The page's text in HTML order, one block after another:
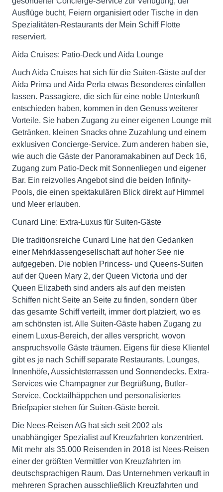
Ausflüge bucht, Feiern organisiert oder Tische in den
Spezialitäten-Restaurants der Mein Schiff Flotte
reserviert.
Aida Cruises: Patio-Deck und Aida Lounge
Auch Aida Cruises hat sich für die Suiten-Gäste auf der
Aida Prima und Aida Perla etwas Besonderes einfallen
lassen. Passagiere, die sich für eine noble Unterkunft
entschieden haben, kommen in den Genuss weiterer
Vorteile. Sie haben Zugang zu einer eigenen Lounge mit
Getränken, kleinen Snacks ohne Zuzahlung und einem
exklusiven Concierge-Service. Zum anderen haben sie,
wie auch die Gäste der Panoramakabinen auf Deck 16,
Zugang zum Patio-Deck mit Sonnenliegen und eigener
Bar. Ein reizvolles Angebot sind die beiden Infinity-
Pools, die einen spektakulären Blick direkt auf Himmel
und Meer erlauben.
Cunard Line: Extra-Luxus für Suiten-Gäste
Die traditionsreiche Cunard Line hat den Gedanken
einer Mehrklassengesellschaft auf hoher See nie
aufgegeben. Die noblen Princess- und Queens-Suiten
auf der Queen Mary 2, der Queen Victoria und der
Queen Elizabeth sind anders als auf den meisten
Schiffen nicht Seite an Seite zu finden, sondern über
das gesamte Schiff verteilt, immer dort platziert, wo es
am schönsten ist. Alle Suiten-Gäste haben Zugang zu
einem Luxus-Bereich, der alles verspricht, wovon
anspruchsvolle Gäste träumen. Eigens für diese Klientel
gibt es je nach Schiff separate Restaurants, Lounges,
Innenhöfe, Aussichtsterrassen und Sonnendecks. Extra-
Services wie Champagner zur Begrüßung, Butler-
Service, Cocktailhäppchen und personalisiertes
Briefpapier stehen für Suiten-Gäste bereit.
Die Nees-Reisen AG hat sich seit 2002 als
unabhängiger Spezialist auf Kreuzfahrten konzentriert.
Mit mehr als 35.000 Reisenden in 2018 ist Nees-Reisen
einer der größten Vermittler von Kreuzfahrten im
deutschsprachigen Raum. Das Unternehmen verkauft in
mehreren Sprachen ausschließlich Kreuzfahrten und